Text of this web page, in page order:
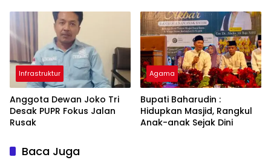
Pembangunan
Tulungagung
Ekspor
Infrastruktur
Anggota Dewan Joko Tri
Desak PUPR Fokus Jalan
Rusak
Agama
Bupati Baharudin :
Hidupkan Masjid, Rangkul
Anak-anak Sejak Dini
Baca Juga